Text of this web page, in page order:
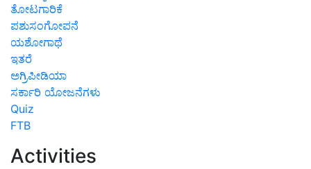
ತೋಟಗಾರಿಕೆ
ಪಶುಸಂಗೋಪನೆ
ಯಶೋಗಾಥೆ
ಇತರೆ
ಅಗ್ರಿಪೀಡಿಯಾ
ಸರ್ಕಾರಿ ಯೋಜನೆಗಳು
Quiz
FTB
Activities